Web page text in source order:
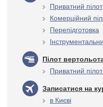
Приватний пілот
Комерційний
Перепідготовка
Пілот
Приватний
Записатися на
в Києві